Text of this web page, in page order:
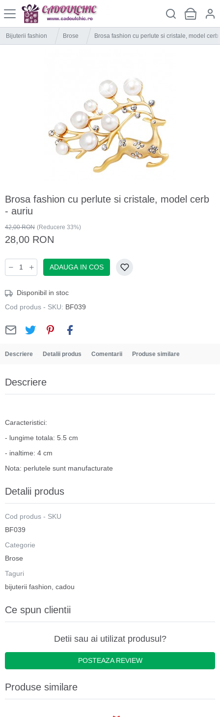
Bijuterii fashion Brose Brosa fashion cu perlute si cristale, model
Brosa fashion cu perlute si cristale, model cerb
- auriu
42,00 RON (Reducere 33%)
28,00 RON
ADAUGA IN COS
Disponibil in stoc
Cod produs - SKU: BF039
Descriere Detalii produs Comentarii Produse similare
Descriere
Caracteristici:
- lungime totala: 5.5 cm
- inaltime: 4 cm
Nota: perlutele sunt manufacturate
Detalii produs
Cod produs - SKU
BF039
Categorie
Brose
Taguri
bijuterii fashion cadou
Ce spun clientii
Detii sau ai utilizat produsul?
POSTEAZA REVIEW
Produse similare